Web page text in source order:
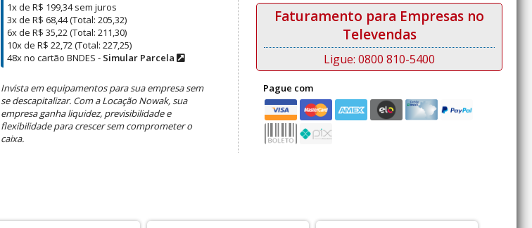
1x de R$ 199,34 sem juros
3x de R$ 68,44 (Total: 205,32)
6x de R$ 35,22 (Total: 211,30)
10x de R$ 22,72 (Total: 227,25)
48x no cartão BNDES - Simular Parcela
Invista em equipamentos para sua empresa sem
se descapitalizar. Com a Locação Nowak, sua
empresa ganha liquidez, previsibilidade e
flexibilidade para crescer sem comprometer o
caixa.
Faturamento para Empresas no
Televendas
Ligue: 0800 810-5400
Pague com